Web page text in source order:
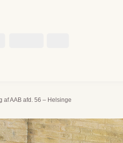
af AAB afd. 56 – Helsinge